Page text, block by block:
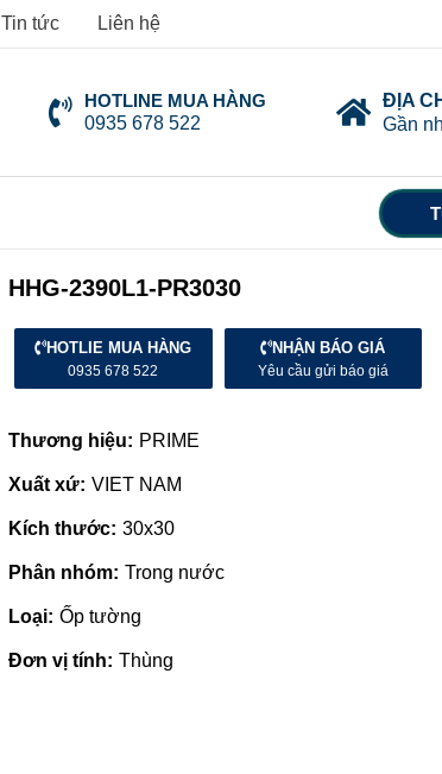
Tin tức Liên hệ
HOTLINE MUA HÀNG
0935 678 522
ĐỊA
Gần
HHG-2390L1-PR3030
HOTLIE MUA HÀNG
0935 678 522
NHẬN BÁO GIÁ
Yêu cầu gửi báo giá
Thương hiệu: PRIME
Xuất xứ: VIET NAM
Kích thước: 30x30
Phân nhóm: Trong nước
Loại: Ốp tường
Đơn vị tính: Thùng